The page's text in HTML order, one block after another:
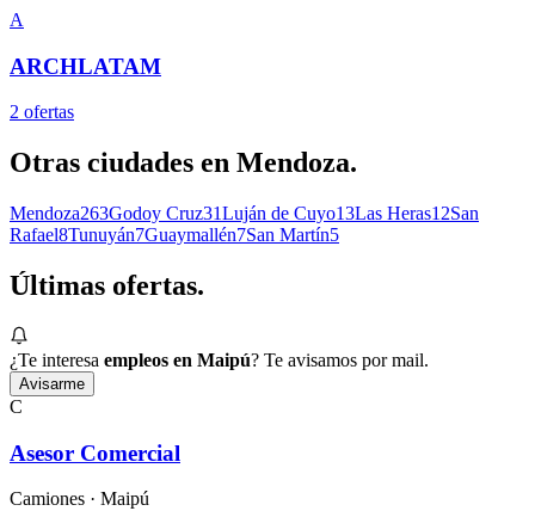
A
ARCHLATAM
2 ofertas
Otras ciudades en Mendoza.
Mendoza263Godoy Cruz31Luján de Cuyo13Las Heras12San
Rafael8Tunuyán7Guaymallén7San Martín5
Últimas ofertas.
¿Te interesa empleos en Maipú? Te avisamos por mail.
Avisarme
C
Asesor Comercial
Camiones · Maipú